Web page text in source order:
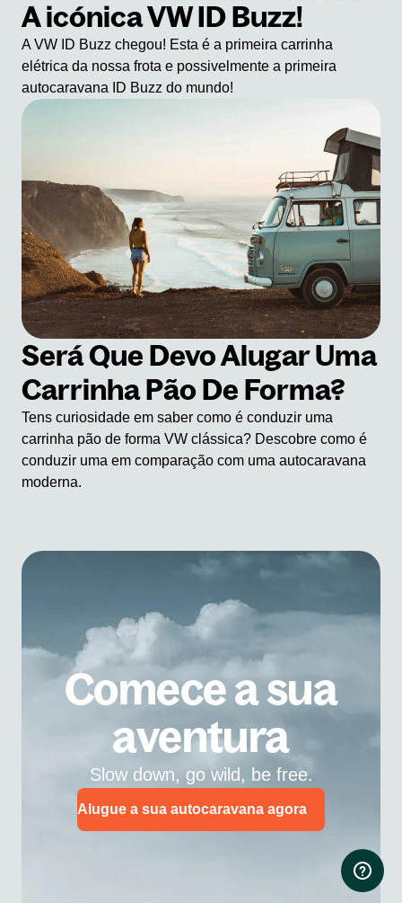
A icónica VW ID Buzz!
A VW ID Buzz chegou! Esta é a primeira carrinha
elétrica da nossa frota e possivelmente a primeira
autocaravana ID Buzz do mundo!
Será Que Devo Alugar Uma
Carrinha Pão De Forma?
Tens curiosidade em saber como é conduzir uma
carrinha pão de forma VW clássica? Descobre como é
conduzir uma em comparação com uma autocaravana
moderna.
Comece a sua
aventura
Slow down, go wild, be free.
Alugue a sua autocaravana agora